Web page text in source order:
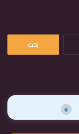
البحث
+